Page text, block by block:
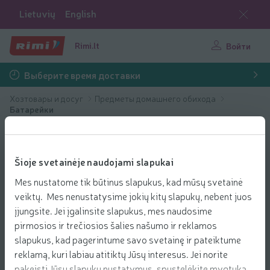
Šioje svetainėje naudojami slapukai
Mes nustatome tik būtinus slapukus, kad mūsų svetainė
veiktų. Mes nenustatysime jokių kitų slapukų, nebent juos
įjungsite. Jei įgalinsite slapukus, mes naudosime
pirmosios ir trečiosios šalies našumo ir reklamos
slapukus, kad pagerintume savo svetainę ir pateiktume
reklamą, kuri labiau atitiktų Jūsų interesus. Jei norite
Lietuvių English
Rimi.lt Войти
Выберите время доставки
Хозтовары и досуг
Предметы домашнего обихода
Батарейки